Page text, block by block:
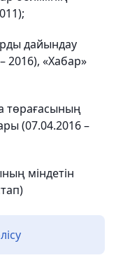
дайындау
2016), «Хабар»
төрағасының
(07.04.2016 –
міндетін